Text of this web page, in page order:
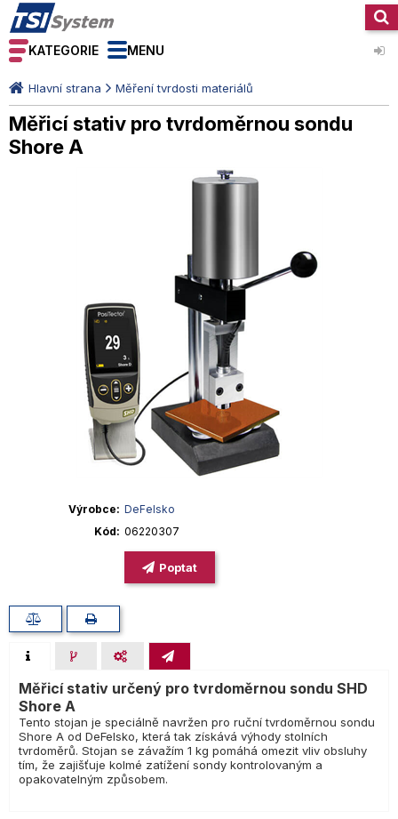
KATEGORIE MENU
Hlavní strana Měření tvrdosti materiálů
Měřicí stativ pro tvrdoměrnou sondu
Shore A
Výrobce
DeFelsko
Kód
06220307
Poptat
Měřicí stativ určený pro tvrdoměrnou sondu SHD
Shore A
Tento stojan je speciálně navržen pro ruční tvrdoměrnou sondu
Shore A od DeFelsko, která tak získává výhody stolních
tvrdoměrů. Stojan se závažím 1 kg pomáhá omezit vliv obsluhy
tím, že zajišťuje kolmé zatížení sondy kontrolovaným a
opakovatelným způsobem.